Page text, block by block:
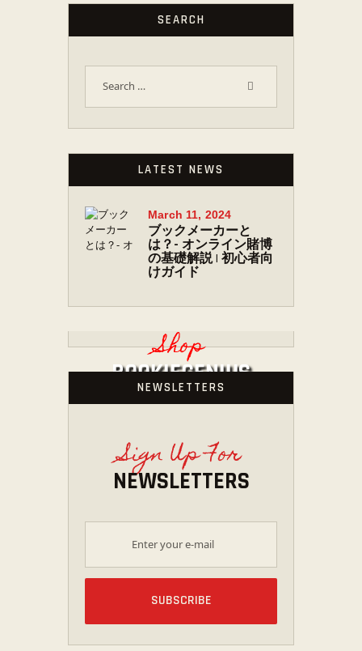
SEARCH
LATEST NEWS
ブックメーカーと
は？- オンライン賭博
の基礎解説 | 初心者向
けガイド
March 11, 2024
Shop
BOOKIEGENIUS
STORE
近日公開
NEWSLETTERS
Sign Up For
NEWSLETTERS